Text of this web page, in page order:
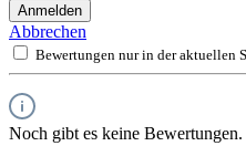
Anmelden
Abbrechen
Bewertungen nur in der aktuellen
Noch gibt es keine